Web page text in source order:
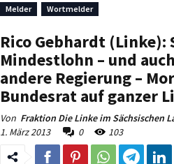
Melder Wortmelder
Rico Gebhardt (Linke):
Mindestlohn – und
andere Regierung –
Bundesrat auf ganzer
Von Fraktion Die Linke im Sächsischen
1. März 2013
0 103